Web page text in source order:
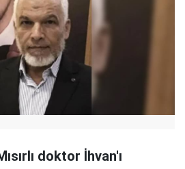
doktor İhvan'ı